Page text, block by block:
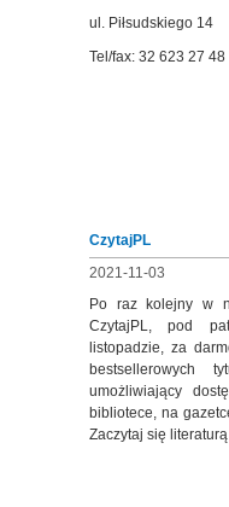
ul. Piłsudskiego 14
Tel/fax: 32 623 27 48
CzytajPL
2021-11-03
Po raz kolejny w
CzytajPL, pod
listopadzie, za
bestsellerowych
umożliwiający
bibliotece, na
Zaczytaj się